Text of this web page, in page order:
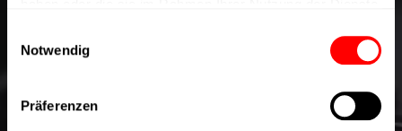
Notwendig
Präferenzen
Tauchen Sie mit dem Experten-Blog von Cyltronic in die